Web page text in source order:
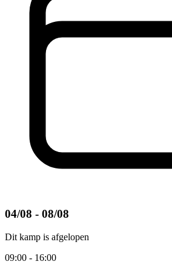
04/08 - 08/08
Dit kamp is afgelopen
09:00 - 16:00